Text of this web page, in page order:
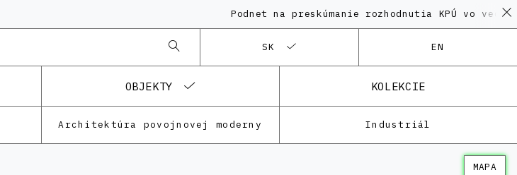
Podnet na preskúmanie rozhodnutia KPÚ vo veci
SK EN
OBJEKTY KOLEKCIE
Architektúra povojnovej moderny Industriál
MAPA